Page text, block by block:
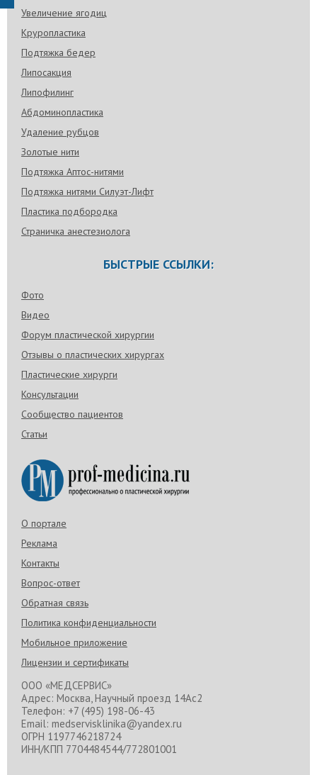
Увеличение ягодиц
Круропластика
Подтяжка бедер
Липосакция
Липофилинг
Абдоминопластика
Удаление рубцов
Золотые нити
Подтяжка Аптос-нитями
Подтяжка нитями Силуэт-Лифт
Пластика подбородка
Страничка анестезиолога
БЫСТРЫЕ ССЫЛКИ:
Фото
Видео
Форум пластической хирургии
Отзывы о пластических хирургах
Пластические хирурги
Консультации
Сообщество пациентов
Статьи
О портале
Реклама
Контакты
Вопрос-ответ
Обратная связь
Политика конфиденциальности
Мобильное приложение
Лицензии и сертификаты
ООО «МЕДСЕРВИС»
Адрес: Москва, Научный проезд 14Ас2
Телефон: +7 (495) 198-06-43
Email: medservisklinika@yandex.ru
ОГРН 1197746218724
ИНН/КПП 7704484544/772801001